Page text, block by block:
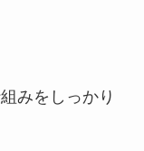
みをしっかり